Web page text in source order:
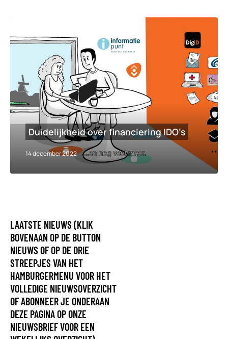
Duidelijkheid over financiering IDO’s
14 december 2022
LAATSTE NIEUWS (KLIK
BOVENAAN OP DE BUTTON
NIEUWS OF OP DE DRIE
STREEPJES VAN HET
HAMBURGERMENU VOOR HET
VOLLEDIGE NIEUWSOVERZICHT
OF ABONNEER JE ONDERAAN
DEZE PAGINA OP ONZE
NIEUWSBRIEF VOOR EEN